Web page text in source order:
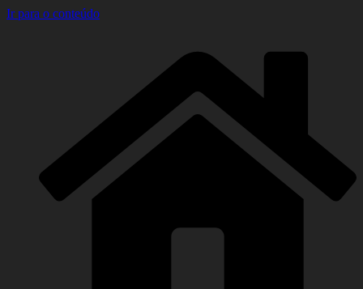
Ir para o conteúdo